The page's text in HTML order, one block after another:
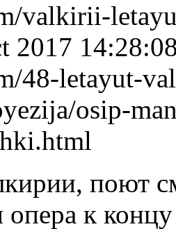
valkirii-
2017
48-letayut-
osip-
поют
опера к